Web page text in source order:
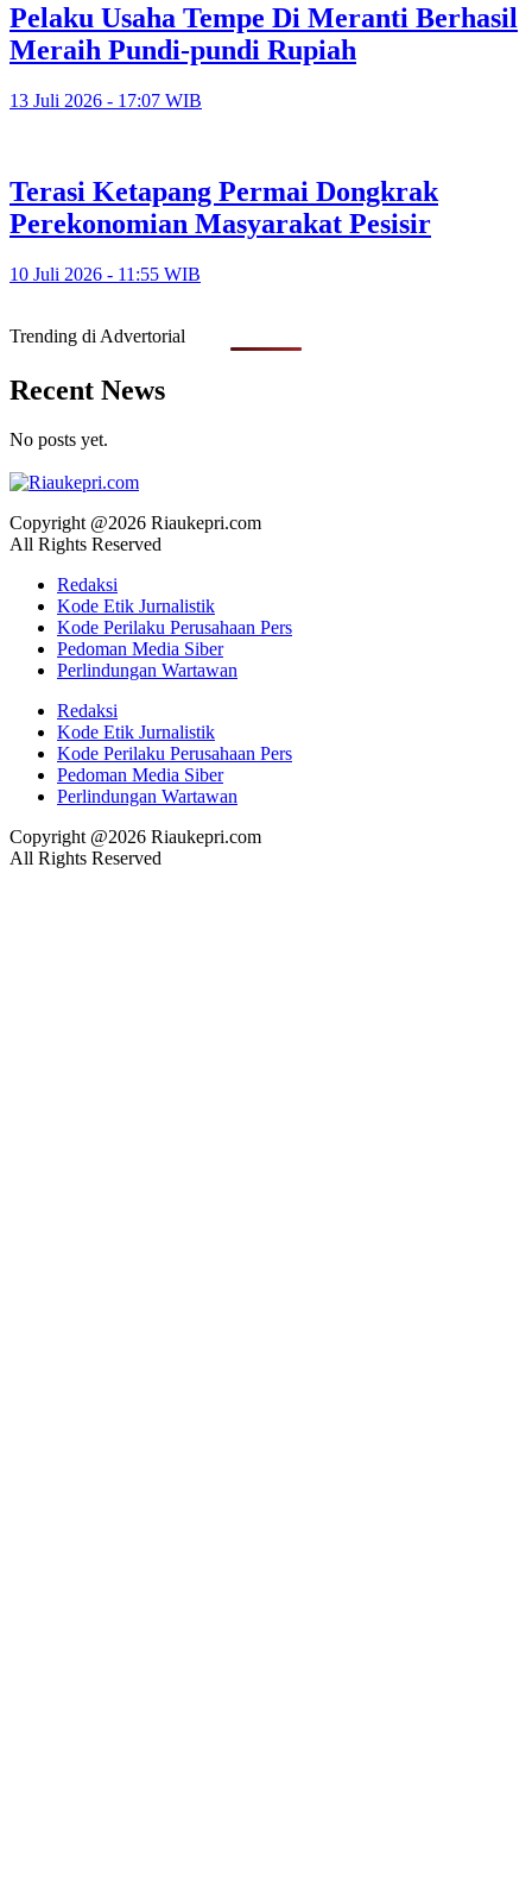
Pelaku Usaha Tempe Di Meranti Berhasil
Meraih Pundi-pundi Rupiah
13 Juli 2026 - 17:07 WIB
Terasi Ketapang Permai Dongkrak
Perekonomian Masyarakat Pesisir
10 Juli 2026 - 11:55 WIB
Trending di Advertorial
Recent News
No posts yet.
Copyright @2026 Riaukepri.com
All Rights Reserved
Redaksi
Kode Etik Jurnalistik
Kode Perilaku Perusahaan Pers
Pedoman Media Siber
Perlindungan Wartawan
Redaksi
Kode Etik Jurnalistik
Kode Perilaku Perusahaan Pers
Pedoman Media Siber
Perlindungan Wartawan
Copyright @2026 Riaukepri.com
All Rights Reserved